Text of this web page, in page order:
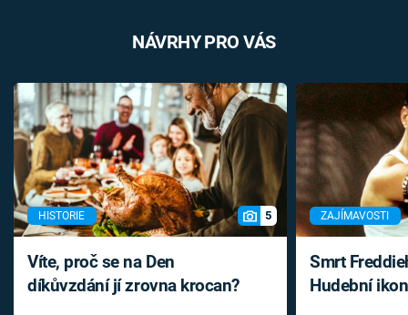
NÁVRHY PRO VÁS
HISTORIE 5
Víte, proč se na Den
díkůvzdání jí zrovna krocan?
ZAJÍMAVOSTI
Smrt
Hudební